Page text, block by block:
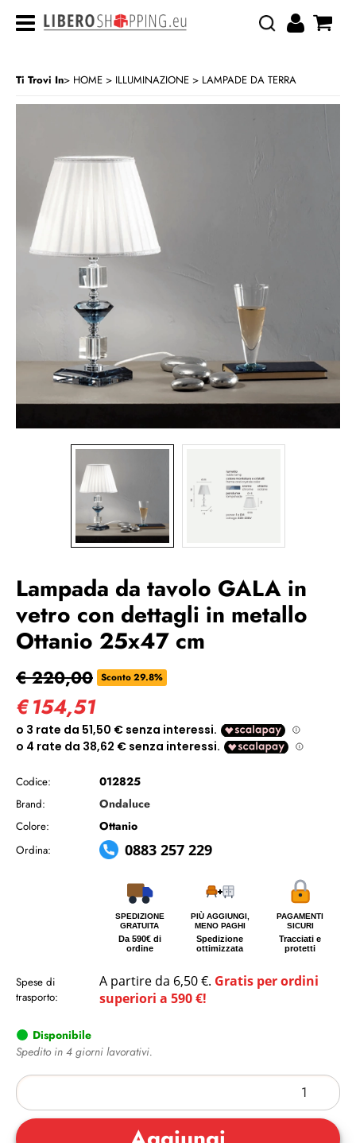
Ti Trovi In HOME ILLUMINAZIONE LAMPADE DA TERRA
Lampada da tavolo GALA in
vetro con dettagli in metallo
Ottanio 25x47 cm
€ 220,00 Sconto 29.8%
€154,51
Codice: 012825
Brand: Ondaluce
Colore: Ottanio
Ordina: 0883 257 229
SPEDIZIONE
GRATUITA
Da 590€ di
ordine
PIÙ AGGIUNGI,
MENO PAGHI
Spedizione
ottimizzata
PAGAMENTI
SICURI
Tracciati e
protetti
Spese di
trasporto:
A partire da 6,50 €. Gratis per ordini
superiori a 590 €!
Disponibile
Spedito in 4 giorni lavorativi.